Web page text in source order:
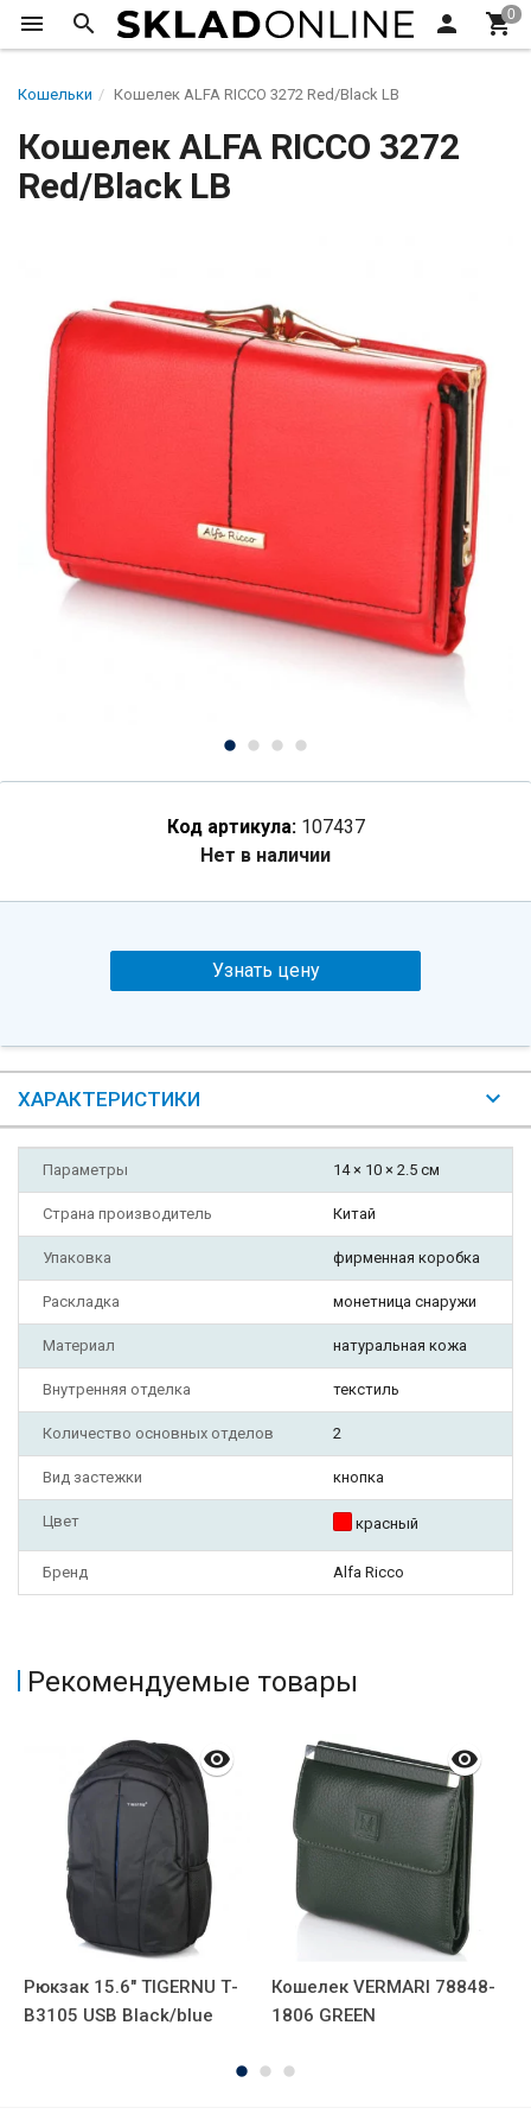
Кошельки Кошелек ALFA RICCO 3272 Red/Black LB
Кошелек ALFA RICCO 3272
Red/Black LB
Код артикула: 107437
Нет в наличии
Узнать цену
ХАРАКТЕРИСТИКИ
Параметры 14 × 10 × 2.5 см
Страна производитель Китай
Упаковка фирменная коробка
Раскладка монетница снаружи
Материал натуральная кожа
Внутренняя отделка текстиль
Количество основных отделов 2
Вид застежки кнопка
Цвет красный
Бренд Alfa Ricco
Рекомендуемые товары
Рюкзак 15.6" TIGERNU Т-
В3105 USB Black/blue
Кошелек VERMARI 78848-
1806 GREEN